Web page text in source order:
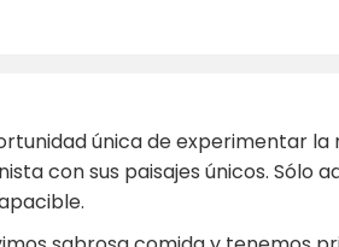
única de experimentar
con sus paisajes únicos. Sólo